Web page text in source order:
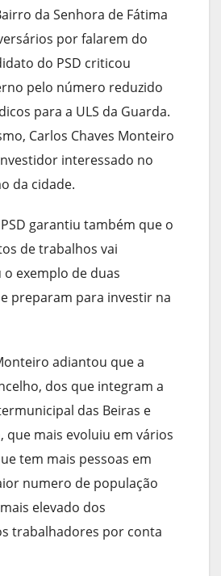
da Senhora de Fátima
por falarem do
do PSD criticou
pelo número reduzido
para a ULS da Guarda.
Carlos Chaves Monteiro
interessado no
da cidade.
garantiu também que o
de trabalhos vai
exemplo de duas
preparam para investir na
adiantou que a
dos que integram a
das Beiras e
que mais evoluiu em vários
tem mais pessoas em
numero de população
elevado dos
trabalhadores por conta